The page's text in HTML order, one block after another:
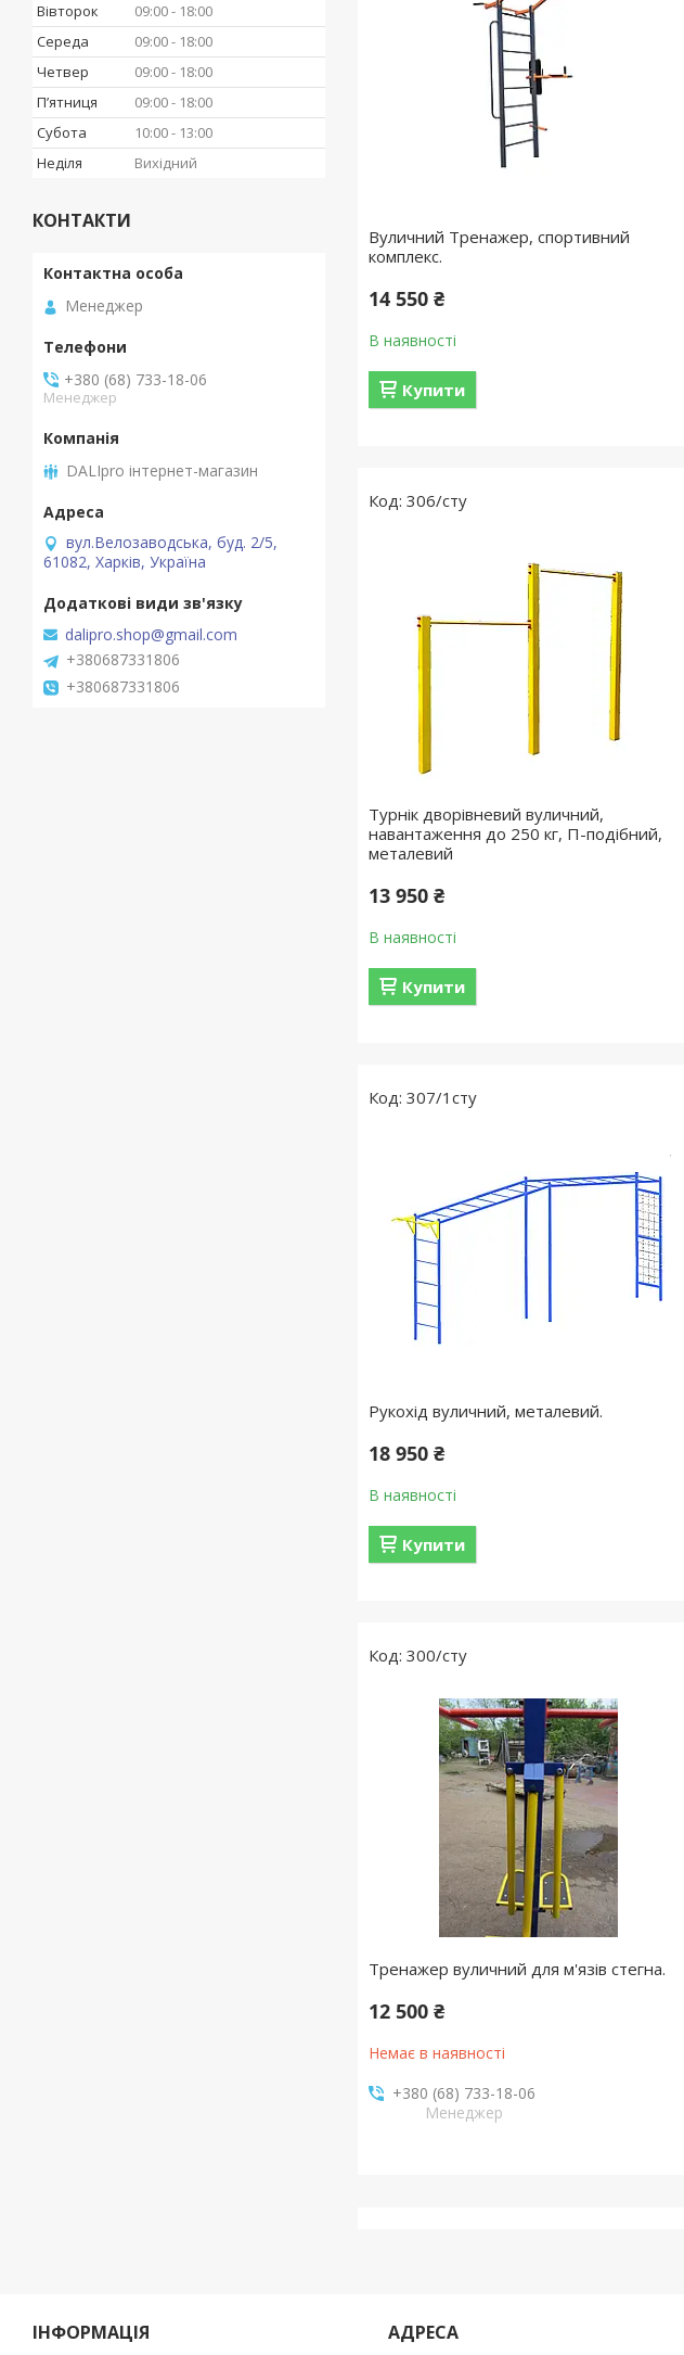
Вуличний Тренажер, спортивний
комплекс.
14 550 ₴
В наявності
Купити
306/сту
Турнік дворівневий вуличний,
навантаження до 250 кг, П-подібний,
металевий
13 950 ₴
В наявності
Купити
307/1сту
Рукохід вуличний, металевий.
18 950 ₴
В наявності
Купити
300/сту
Тренажер вуличний для м'язів стегна.
12 500 ₴
Немає в наявності
+380 (68) 733-18-06
Менеджер
Вівторок
09:00
18:00
Середа
09:00
18:00
Четвер
09:00
18:00
Пʼятниця
09:00
18:00
Субота
10:00
13:00
Неділя
Вихідний
КОНТАКТИ
Менеджер
+380 (68) 733-18-06
Менеджер
DALIpro інтернет-магазин
вул.Велозаводська, буд. 2/5,
61082, Харків, Україна
dalipro.shop@gmail.com
+380687331806
+380687331806
ІНФОРМАЦІЯ АДРЕСА